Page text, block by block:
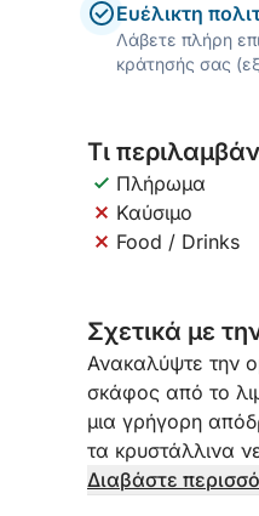
Ευέλικτη
Λάβετε πλήρη
κράτησής σας
Τι
Πλήρωμα
Καύσιμο
Food / Drinks
Σχετικά με
Ανακαλύψτε την
σκάφος από το
μια γρήγορη
τα κρυστάλλινα
στη θάλασσα.
Διαβάστε